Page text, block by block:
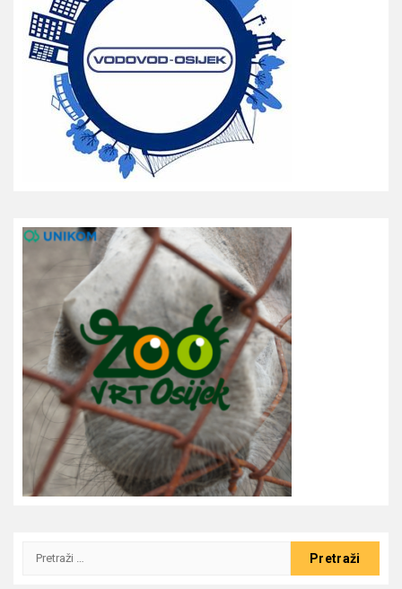
Pretraži: